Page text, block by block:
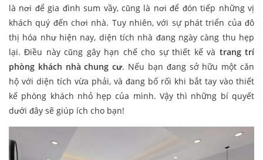
là nơi để gia đình sum vầy, cũng là nơi để đón tiếp những vị
khách quý đến chơi nhà. Tuy nhiên, với sự phát triển của đô
thị hóa như hiện nay, diện tích nhà đang ngày càng thu hẹp
lại. Điều này cũng gây hạn chế cho sự thiết kế và trang trí
phòng khách nhà chung cư. Nếu bạn đang sở hữu một căn
hộ với diện tích vừa phải, và đang bố rối khi bắt tay vào thiết
kế phòng khách nhỏ hẹp của mình. Vậy thì những bí quyết
dưới đây sẽ giúp ích cho bạn!